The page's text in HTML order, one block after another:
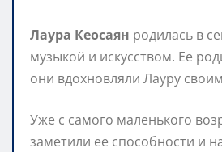
Лаура Кеосаян родилась в
музыкой и искусством. Ее
они вдохновляли Лауру
Уже с самого маленького
заметили ее способности и